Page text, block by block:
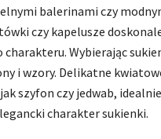
balerinami czy
czy kapelusze
Wybierając
i wzory. Delikatne
szyfon czy jedwab,
charakter sukienki.